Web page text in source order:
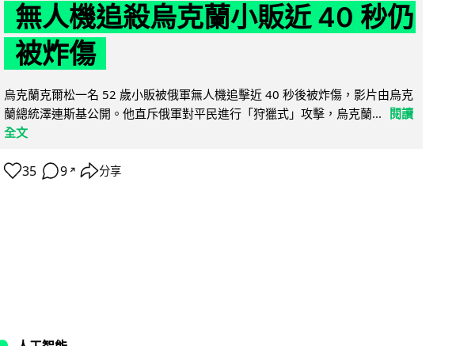
無人機追殺烏克蘭小販近 40 秒仍
被炸傷
烏克蘭克爾松一名 52 歲小販被俄軍無人機追擊近 40 秒後被炸傷，影片由烏克
蘭總統澤連斯基公開。他直斥俄軍對平民進行「狩獵式」攻擊，烏克蘭...
閱讀
全文
35 9 ↗ 分享